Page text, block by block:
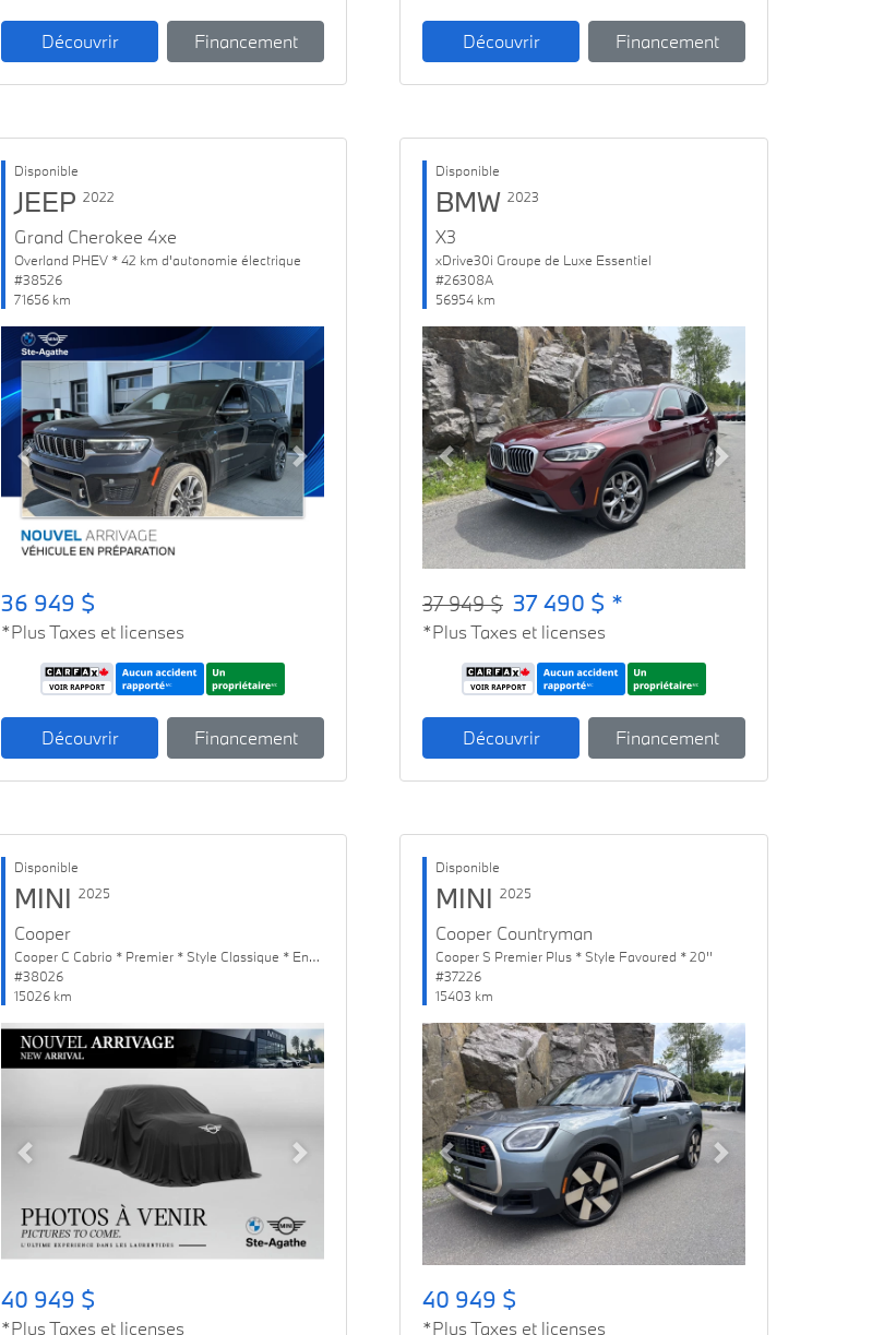
Découvrir Financement Découvrir Financement
Disponible
JEEP 2022
Grand Cherokee 4xe
Overland PHEV * 42 km d'autonomie électrique
#38526
71656 km
Previous Next
36 949 $
*Plus Taxes et licenses
Découvrir Financement
Disponible
BMW 2023
X3
xDrive30i Groupe de Luxe Essentiel
#26308A
56954 km
Previous Next
37 949 $ 37 490 $ *
*Plus Taxes et licenses
Découvrir Financement
Disponible
MINI 2025
Cooper
Cooper C Cabrio * Premier * Style Classique * Ens. Confort
#38026
15026 km
Previous Next
40 949 $
*Plus Taxes et licenses
Disponible
MINI 2025
Cooper Countryman
Cooper S Premier Plus * Style Favoured * 20''
#37226
15403 km
Previous Next
40 949 $
*Plus Taxes et licenses